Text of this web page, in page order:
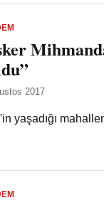
2017
yaşadığı